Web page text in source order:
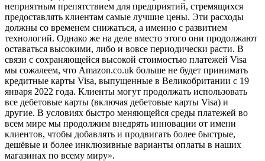
неприятным препятствием для предприятий, стремящихся
предоставлять клиентам самые лучшие цены. Эти расходы
должны со временем снижаться, а именно с развитием
технологий. Однако же на деле вместо этого они продолжают
оставаться высокими, либо и вовсе периодически расти. В
связи с сохраняющейся высокой стоимостью платежей Visa
мы сожалеем, что Amazon.co.uk больше не будет принимать
кредитные карты Visa, выпущенные в Великобритании с 19
января 2022 года. Клиенты могут продолжать использовать
все дебетовые карты (включая дебетовые карты Visa) и
другие. В условиях быстро меняющейся среды платежей во
всем мире мы продолжим внедрять инновации от имени
клиентов, чтобы добавлять и продвигать более быстрые,
дешёвые и более инклюзивные варианты оплаты в наших
магазинах по всему миру».